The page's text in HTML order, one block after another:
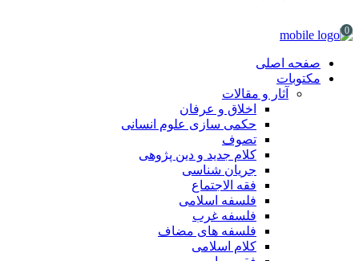
0
صفحه اصلی
مکتوبات
آثار و مقالات
اخلاق و عرفان
حکمی سازی علوم انسانی
تصوف
کلام جدید و دین پژوهی
جریان شناسی
فقه الاجتماع
فلسفه اسلامی
فلسفه غرب
فلسفه های مضاف
کلام اسلامی